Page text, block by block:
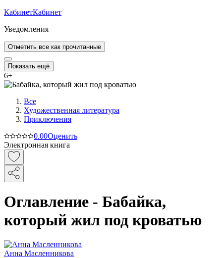
КабинетКабинет
Уведомления
Отметить все как прочитанные
Показать ещё
6+
Все
Художественная литература
Приключения
0.00Оценить
Электронная книга
Оглавление - Бабайка,
который жил под кроватью
Анна Масленникова